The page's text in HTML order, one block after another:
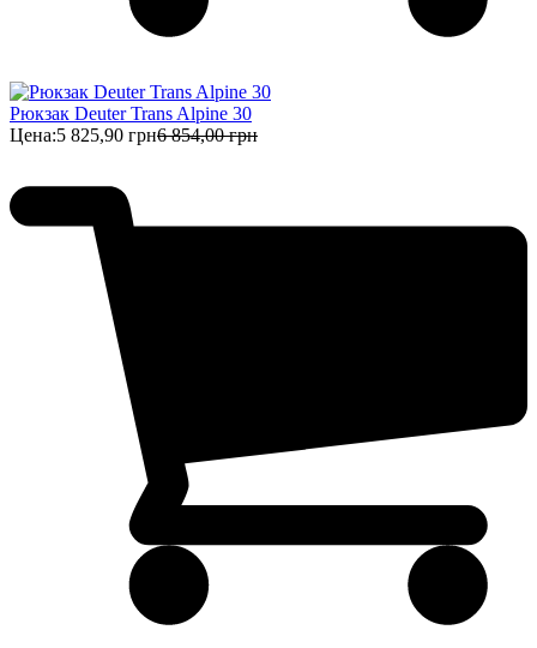
Рюкзак Deuter Trans Alpine 30
Цена:5 825,90 грн6 854,00 грн